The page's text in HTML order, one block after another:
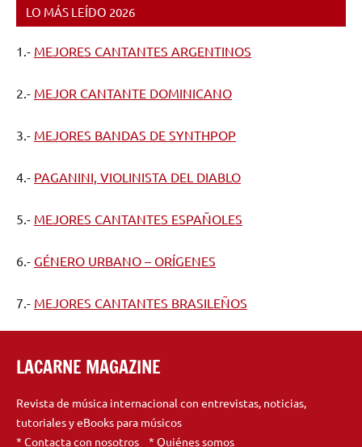
LO MÁS LEÍDO 2026
1.- MEJORES CANTANTES ARGENTINOS
2.- MEJOR CANTANTE DOMINICANO
3.- MEJORES BANDAS DE SYNTHPOP
4.- PAGANINI, VIOLINISTA DEL DIABLO
5.- MEJORES CANTANTES ESPAÑOLES
6.- GÉNERO URBANO – ORÍGENES
7.- MEJORES CANTANTES BRASILEÑOS
LACARNE MAGAZINE
Revista de música internacional con entrevistas, noticias,
tutoriales y eBooks para músicos
* Contactacon nosotros * Quiénes somos